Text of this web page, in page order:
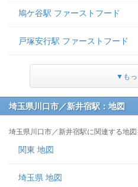
鳩ケ谷駅 ファーストフード
戸塚安行駅 ファーストフード
▼もっ
埼玉県川口市／新井宿駅：地図
埼玉県川口市／新井宿駅に関連する地図
関東 地図
埼玉県 地図